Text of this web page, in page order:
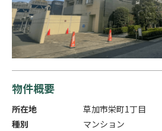
物件概要
所在地
草加市栄町1丁目
種別
マンション